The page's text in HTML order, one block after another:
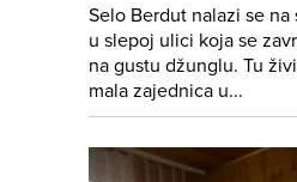
Selo Berdut nalazi se na
u slepoj ulici koja se
na gustu džunglu. Tu
mala zajednica u...